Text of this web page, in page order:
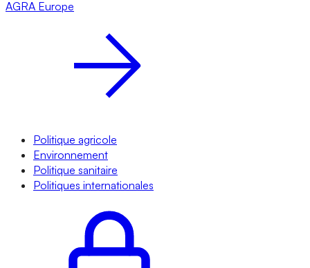
AGRA Europe
Politique agricole
Environnement
Politique sanitaire
Politiques internationales